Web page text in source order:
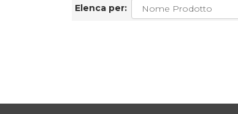
Elenca per: